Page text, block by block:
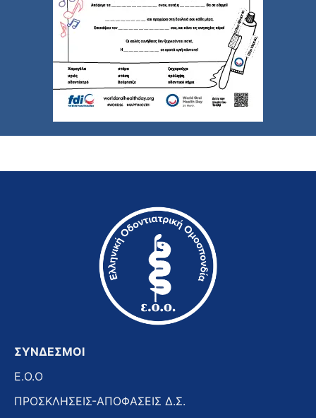
ΣΥΝΔΕΣΜΟΙ
E.O.O
ΠΡΟΣΚΛΗΣΕΙΣ-ΑΠΟΦΑΣΕΙΣ Δ.Σ.